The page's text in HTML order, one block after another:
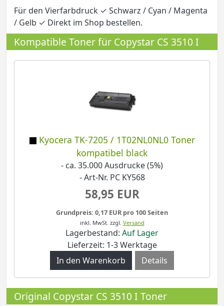
Für den Vierfarbdruck ✓ Schwarz / Cyan / Magenta
/ Gelb ✓ Direkt im Shop bestellen.
Kompatible Toner für Copystar CS 3510 I
Kyocera TK-7205 / 1T02NL0NL0 Toner
kompatibel black
- ca. 35.000 Ausdrucke (5%)
- Art-Nr. PC KY568
58,95 EUR
Grundpreis: 0,17 EUR pro 100 Seiten
inkl. MwSt. zzgl. Versand
Lagerbestand: Auf Lager
Lieferzeit: 1-3 Werktage
Details
Original Copystar CS 3510 I Toner